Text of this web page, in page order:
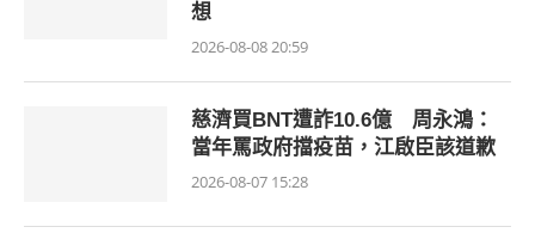
想
2026-08-08 20:59
慈濟買BNT遭詐10.6億 周永鴻：
當年罵政府擋疫苗，江啟臣該道歉
2026-08-07 15:28